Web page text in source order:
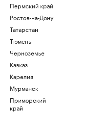
Пермский край
Ростов-на-Дону
Татарстан
Тюмень
Черноземье
Кавказ
Карелия
Мурманск
Приморский
край